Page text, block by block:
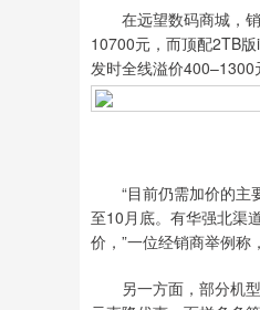
在远望数码商城，销
10700元，而顶配2TB
发时全线溢价400–1300
“目前仍需加价的主要
至10月底。有华强北渠
价，”一位经销商举例称
另一方面，部分机型